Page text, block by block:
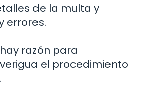
de la multa y
errores.
razón para
el procedimiento